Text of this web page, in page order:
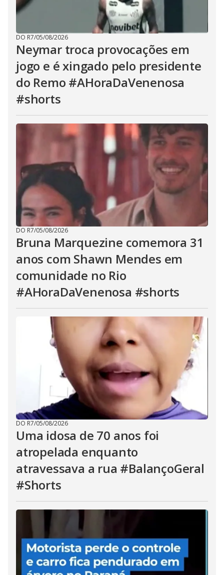
DO R7/05/08/2026
Neymar troca provocações em
jogo e é xingado pelo presidente
do Remo #AHoraDaVenenosa
#shorts
DO R7/05/08/2026
Bruna Marquezine comemora 31
anos com Shawn Mendes em
comunidade no Rio
#AHoraDaVenenosa #shorts
DO R7/05/08/2026
Uma idosa de 70 anos foi
atropelada enquanto
atravessava a rua #BalançoGeral
#Shorts